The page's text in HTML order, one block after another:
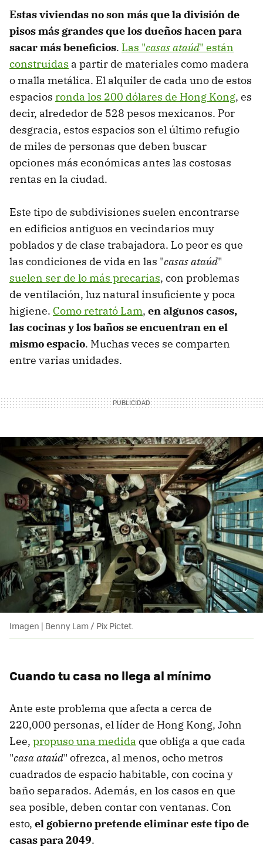
Estas viviendas no son más que la división de
pisos más grandes que los dueños hacen para
sacar más beneficios. Las "casas ataúd" están
construidas a partir de materiales como madera
o malla metálica. El alquiler de cada uno de estos
espacios ronda los 200 dólares de Hong Kong, es
decir, alrededor de 528 pesos mexicanos. Por
desgracia, estos espacios son el último refugio
de miles de personas que deben buscar
opciones más económicas antes las costosas
rentas en la ciudad.
Este tipo de subdivisiones suelen encontrarse
en edificios antiguos en vecindarios muy
poblados y de clase trabajadora. Lo peor es que
las condiciones de vida en las "casas ataúd"
suelen ser de lo más precarias, con problemas
de ventilación, luz natural insuficiente y poca
higiene. Como retrató Lam, en algunos casos,
las cocinas y los baños se encuentran en el
mismo espacio. Muchas veces se comparten
entre varias unidades.
Imagen | Benny Lam / Pix Pictet.
Cuando tu casa no llega al mínimo
Ante este problema que afecta a cerca de
220,000 personas, el líder de Hong Kong, John
Lee, propuso una medida que obliga a que cada
"casa ataúd" ofrezca, al menos, ocho metros
cuadrados de espacio habitable, con cocina y
baño separados. Además, en los casos en que
sea posible, deben contar con ventanas. Con
esto, el gobierno pretende eliminar este tipo de
casas para 2049.